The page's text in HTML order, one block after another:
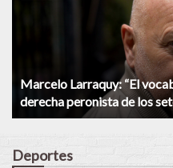
Marcelo Larraquy: “El
derecha peronista de los
Deportes